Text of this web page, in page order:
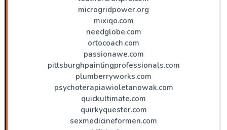
microgridpower.org
mixiqo.com
needglobe.com
ortocoach.com
passionawe.com
pittsburghpaintingprofessionals.com
plumberryworks.com
psychoterapiawioletanowak.com
quickultimate.com
quirkyquester.com
sexmedicineformen.com